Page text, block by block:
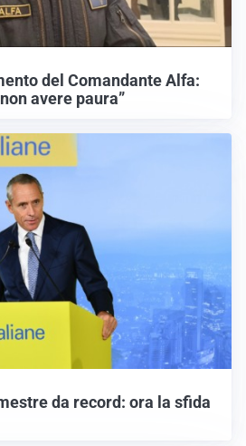
del Comandante Alfa:
avere paura”
da record: ora la sfida